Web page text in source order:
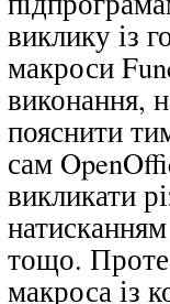
виклику із
макроси
виконання,
пояснити
сам
викликати
тощо. Проте
макроса із